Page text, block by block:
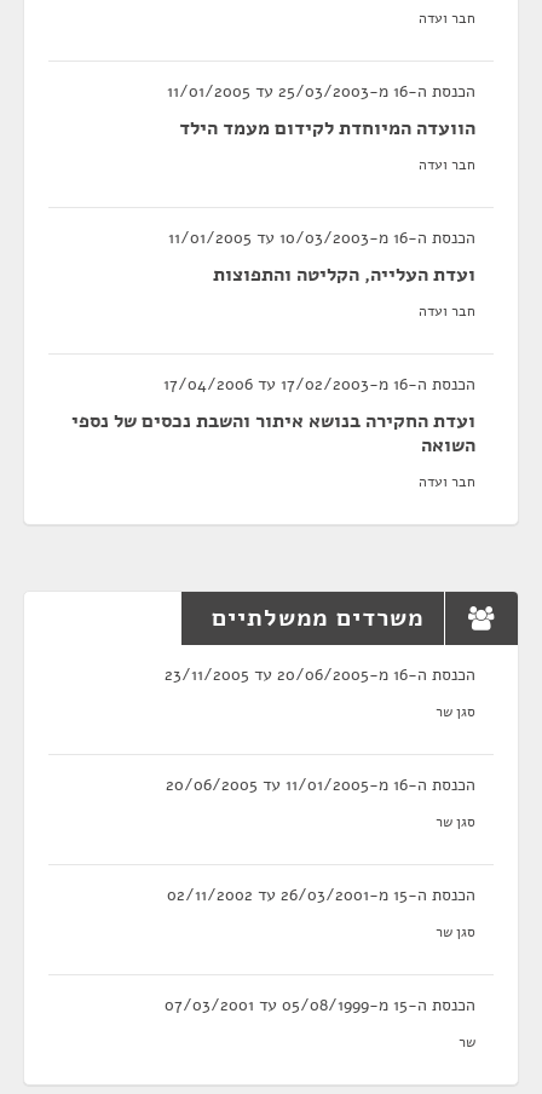
חבר ועדה
הכנסת ה-16 מ-25/03/2003 עד 11/01/2005
הוועדה המיוחדת לקידום מעמד הילד
חבר ועדה
הכנסת ה-16 מ-10/03/2003 עד 11/01/2005
ועדת העלייה, הקליטה והתפוצות
חבר ועדה
הכנסת ה-16 מ-17/02/2003 עד 17/04/2006
ועדת החקירה בנושא איתור והשבת נכסים של נספי
השואה
חבר ועדה
משרדים ממשלתיים
הכנסת ה-16 מ-20/06/2005 עד 23/11/2005
סגן שר
הכנסת ה-16 מ-11/01/2005 עד 20/06/2005
סגן שר
הכנסת ה-15 מ-26/03/2001 עד 02/11/2002
סגן שר
הכנסת ה-15 מ-05/08/1999 עד 07/03/2001
שר